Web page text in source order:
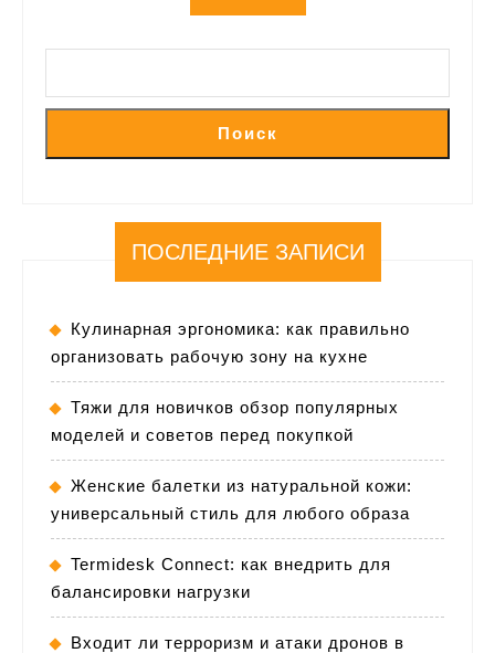
Поиск
ПОСЛЕДНИЕ ЗАПИСИ
Кулинарная эргономика: как правильно
организовать рабочую зону на кухне
Тяжи для новичков обзор популярных
моделей и советов перед покупкой
Женские балетки из натуральной кожи:
универсальный стиль для любого образа
Termidesk Connect: как внедрить для
балансировки нагрузки
Входит ли терроризм и атаки дронов в